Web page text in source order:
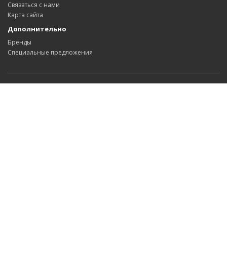
Связаться с нами
Карта сайта
Дополнительно
Бренды
Специальные предложения